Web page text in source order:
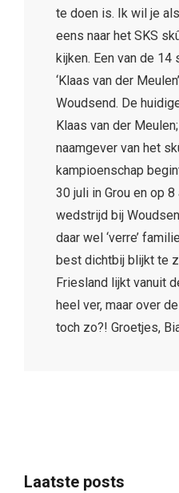
te doen is. Ik wil je
eens naar het SKS
kijken. Een van de
‘Klaas van der
Woudsend. De
Klaas van der
naamgever van het
kampioenschap
30 juli in Grou en op
wedstrijd bij
daar wel ‘verre’
best dichtbij blijkt te
Friesland lijkt vanuit
heel ver, maar over
toch zo?! Groetjes,
Laatste posts